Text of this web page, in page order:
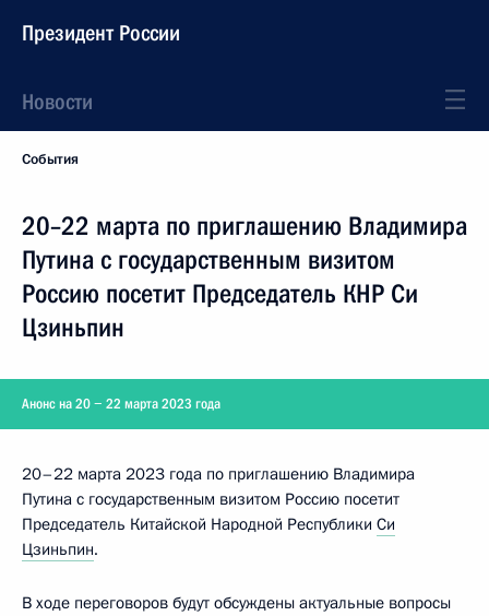
Президент России
Новости
События
20–22 марта по приглашению Владимира
Путина с государственным визитом
Россию посетит Председатель КНР Си
Цзиньпин
Анонс на 20 − 22 марта 2023 года
20–22 марта 2023 года по приглашению Владимира
Путина с государственным визитом Россию посетит
Председатель Китайской Народной Республики Си
Цзиньпин.
В ходе переговоров будут обсуждены актуальные вопросы